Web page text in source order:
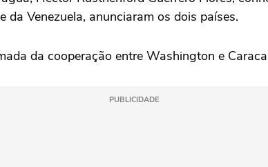
Venezuela, anunciaram os dois países.
da cooperação entre Washington e
PUBLICIDADE